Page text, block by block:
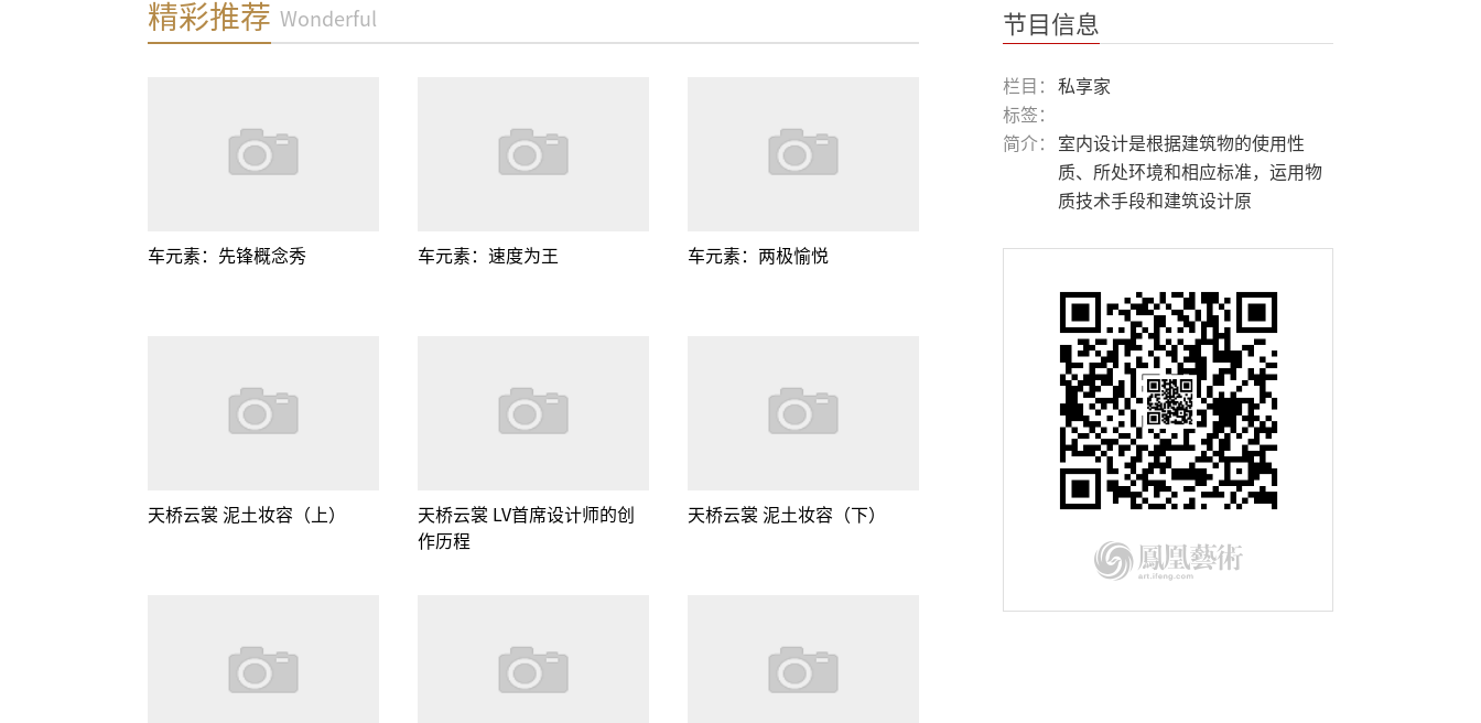
计周
2015-09-29私享家 五感体验艺术画
作
2015-09-22私享家 中式家具的时代
2015-09-08私享家 汉武盛世文物展
2015-09-01私享家 蓝胖子的穿越之
2015-08-25私享家 多彩发光充气雕
2015-08-18私享家 最古老《可兰
精彩推荐 Wonderful
车元素：先锋概念秀 车元素：速度为王 车元素：两极愉悦
天桥云裳 泥土妆容（上）
天桥云裳 LV首席设计师的创
作历程
天桥云裳 泥土妆容（下）
节目信息
栏目：
私享家
标签：
简介：
室内设计是根据建筑物的使用性
质、所处环境和相应标准，运用物
质技术手段和建筑设计原